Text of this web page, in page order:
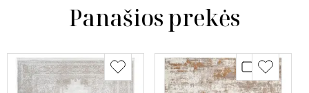
Panašios prekės